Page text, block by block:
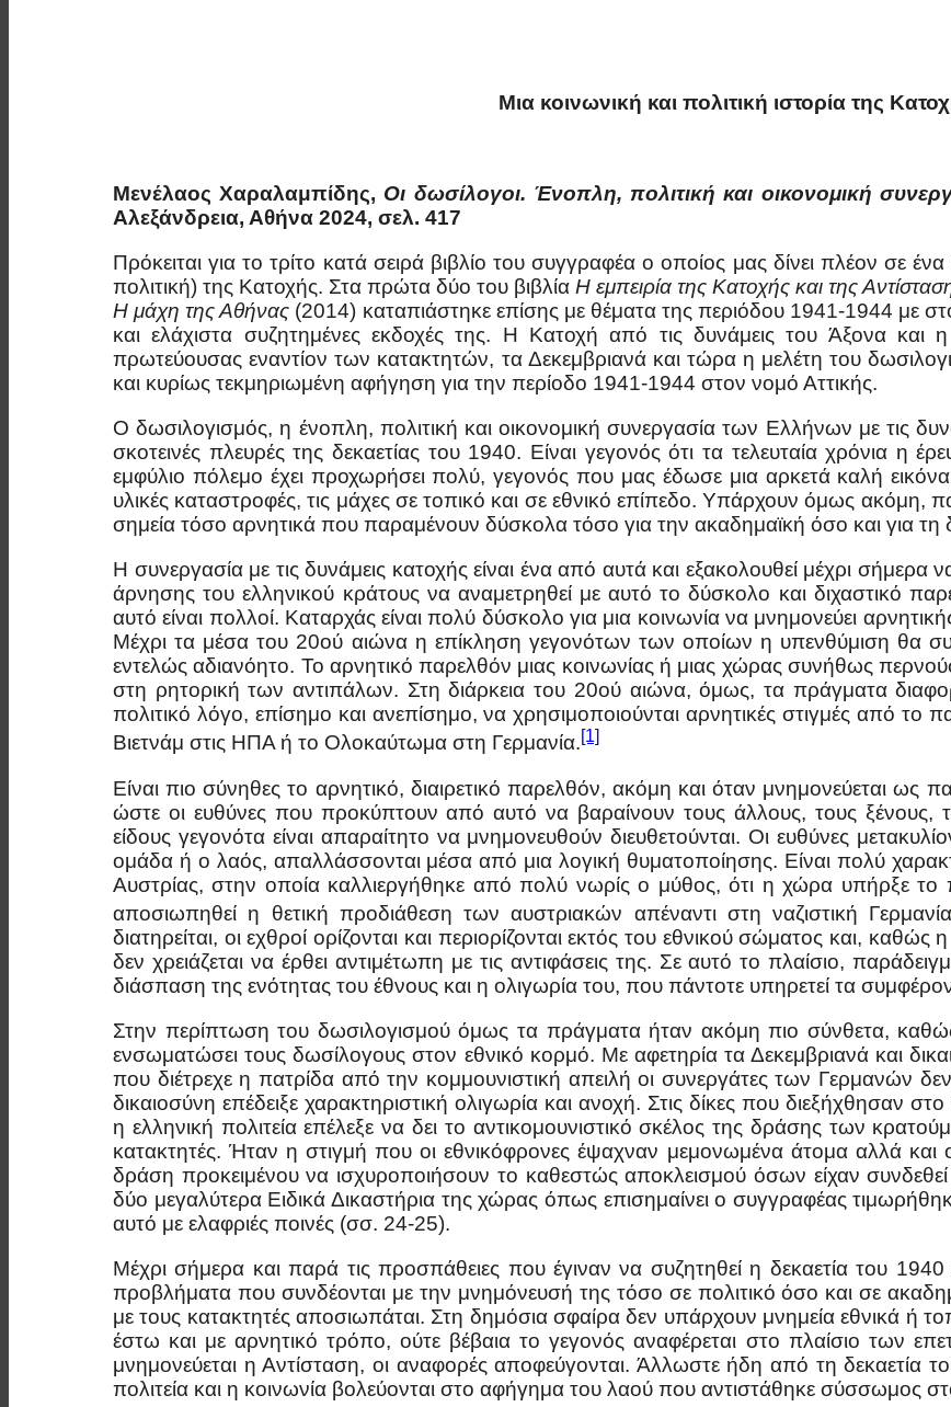
Μια κοινωνική και πολιτική ιστορία της
Μενέλαος Χαραλαμπίδης, Οι δωσίλογοι. Ένοπλη, πολιτική και οικονομική
Αλεξάνδρεια, Αθήνα 2024, σελ. 417
Πρόκειται για το τρίτο κατά σειρά βιβλίο του συγγραφέα ο οποίος μας δίνει πλέον σε
πολιτική) της Κατοχής. Στα πρώτα δύο του βιβλία Η εμπειρία της Κατοχής και της
Η μάχη της Αθήνας (2014) καταπιάστηκε επίσης με θέματα της περιόδου 1941-1944 με
και ελάχιστα συζητημένες εκδοχές της. Η Κατοχή από τις δυνάμεις του Άξονα
πρωτεύουσας εναντίον των κατακτητών, τα Δεκεμβριανά και τώρα η μελέτη του
και κυρίως τεκμηριωμένη αφήγηση για την περίοδο 1941-1944 στον νομό Αττικής.
Ο δωσιλογισμός, η ένοπλη, πολιτική και οικονομική συνεργασία των Ελλήνων με τις
σκοτεινές πλευρές της δεκαετίας του 1940. Είναι γεγονός ότι τα τελευταία χρόνια η
εμφύλιο πόλεμο έχει προχωρήσει πολύ, γεγονός που μας έδωσε μια αρκετά καλή εικόνα
υλικές καταστροφές, τις μάχες σε τοπικό και σε εθνικό επίπεδο. Υπάρχουν όμως
σημεία τόσο αρνητικά που παραμένουν δύσκολα τόσο για την ακαδημαϊκή όσο και για τη
Η συνεργασία με τις δυνάμεις κατοχής είναι ένα από αυτά και εξακολουθεί μέχρι
άρνησης του ελληνικού κράτους να αναμετρηθεί με αυτό το δύσκολο και διχαστικό
αυτό είναι πολλοί. Καταρχάς είναι πολύ δύσκολο για μια κοινωνία να μνημονεύει
Μέχρι τα μέσα του 20ού αιώνα η επίκληση γεγονότων των οποίων η υπενθύμιση θα
εντελώς αδιανόητο. Το αρνητικό παρελθόν μιας κοινωνίας ή μιας χώρας συνήθως
στη ρητορική των αντιπάλων. Στη διάρκεια του 20ού αιώνα, όμως, τα πράγματα
πολιτικό λόγο, επίσημο και ανεπίσημο, να χρησιμοποιούνται αρνητικές στιγμές από
Βιετνάμ στις ΗΠΑ ή το Ολοκαύτωμα στη Γερμανία.[1]
Είναι πιο σύνηθες το αρνητικό, διαιρετικό παρελθόν, ακόμη και όταν μνημονεύεται ως
ώστε οι ευθύνες που προκύπτουν από αυτό να βαραίνουν τους άλλους, τους ξένους,
είδους γεγονότα είναι απαραίτητο να μνημονευθούν διευθετούνται. Οι ευθύνες
ομάδα ή ο λαός, απαλλάσσονται μέσα από μια λογική θυματοποίησης. Είναι πολύ
Αυστρίας, στην οποία καλλιεργήθηκε από πολύ νωρίς ο μύθος, ότι η χώρα υπήρξε
αποσιωπηθεί η θετική προδιάθεση των αυστριακών απέναντι στη ναζιστική
διατηρείται, οι εχθροί ορίζονται και περιορίζονται εκτός του εθνικού σώματος και,
δεν χρειάζεται να έρθει αντιμέτωπη με τις αντιφάσεις της. Σε αυτό το πλαίσιο,
διάσπαση της ενότητας του έθνους και η ολιγωρία του, που πάντοτε υπηρετεί τα
Στην περίπτωση του δωσιλογισμού όμως τα πράγματα ήταν ακόμη πιο σύνθετα,
ενσωματώσει τους δωσίλογους στον εθνικό κορμό. Με αφετηρία τα Δεκεμβριανά και
που διέτρεχε η πατρίδα από την κομμουνιστική απειλή οι συνεργάτες των Γερμανών
δικαιοσύνη επέδειξε χαρακτηριστική ολιγωρία και ανοχή. Στις δίκες που διεξήχθησαν
η ελληνική πολιτεία επέλεξε να δει το αντικομουνιστικό σκέλος της δράσης των
κατακτητές. Ήταν η στιγμή που οι εθνικόφρονες έψαχναν μεμονωμένα άτομα αλλά και
δράση προκειμένου να ισχυροποιήσουν το καθεστώς αποκλεισμού όσων είχαν
δύο μεγαλύτερα Ειδικά Δικαστήρια της χώρας όπως επισημαίνει ο συγγραφέας
αυτό με ελαφριές ποινές (σσ. 24-25).
Μέχρι σήμερα και παρά τις προσπάθειες που έγιναν να συζητηθεί η δεκαετία του
προβλήματα που συνδέονται με την μνημόνευσή της τόσο σε πολιτικό όσο και σε
με τους κατακτητές αποσιωπάται. Στη δημόσια σφαίρα δεν υπάρχουν μνημεία εθνικά ή
έστω και με αρνητικό τρόπο, ούτε βέβαια το γεγονός αναφέρεται στο πλαίσιο των
μνημονεύεται η Αντίσταση, οι αναφορές αποφεύγονται. Άλλωστε ήδη από τη δεκαετία
πολιτεία και η κοινωνία βολεύονται στο αφήγημα του λαού που αντιστάθηκε σύσσωμος